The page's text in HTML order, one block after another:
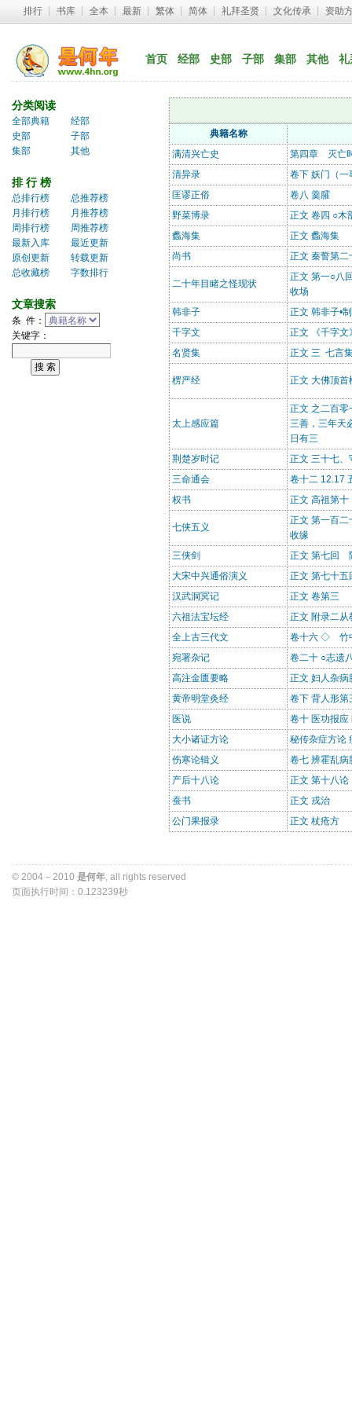
排行 ┊ 书库 ┊ 全本 ┊ 最新 ┊ 繁体 ┊ 简体 ┊ 礼拜圣贤 ┊ 文化传承 ┊ 资助
首页 经部 史部 子部 集部 其他 礼
分类阅读
全部典籍
经部
史部
子部
集部
其他
排 行 榜
总排行榜
总推荐榜
月排行榜
月推荐榜
周排行榜
周推荐榜
最新入库
最近更新
原创更新
转载更新
总收藏榜
字数排行
文章搜索
条 件：
关键字：
典籍名称
满清兴亡史
第四章 灭亡
清异录
卷下 妖门（一
匡谬正俗
卷八 羹臛
野菜博录
正文 卷四 ○木
蠡海集
正文 蠡海集
尚书
正文 秦誓第二
二十年目睹之怪现状
正文 第一○八
收场
韩非子
正文 韩非子•
千字文
正文 《千字文
名贤集
正文 三 七言
楞严经 正文 大佛顶首
太上感应篇
正文 之二百
三善，三年天
日有三
荆楚岁时记
正文 三十七、
三命通会
卷十二 12.17
权书
正文 高祖第十
七侠五义
正文 第一百
收缘
三侠剑
正文 第七回
大宋中兴通俗演义
正文 第七十五
汉武洞冥记
正文 卷第三
六祖法宝坛经
正文 附录二从
全上古三代文
卷十六 ◇ 竹
宛署杂记
卷二十 ○志遗
高注金匮要略
正文 妇人杂病
黄帝明堂灸经
卷下 背人形第
医说
卷十 医功报应
大小诸证方论
秘传杂症方论
伤寒论辑义
卷七 辨霍乱病
产后十八论
正文 第十八论
蚕书
正文 戎治
公门果报录
正文 杖疮方
© 2004－2010 是何年 , all rights reserved
页面执行时间：0.123239秒